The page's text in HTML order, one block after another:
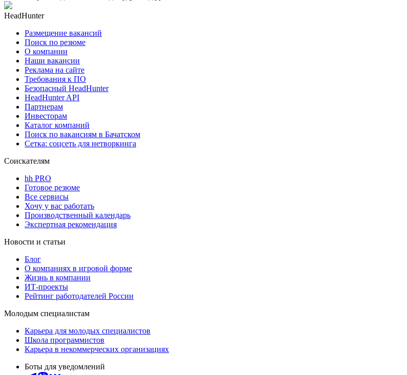
HeadHunter
Размещение вакансий
Поиск по резюме
О компании
Наши вакансии
Реклама на сайте
Требования к ПО
Безопасный HeadHunter
HeadHunter API
Партнерам
Инвесторам
Каталог компаний
Поиск по вакансиям в Бачатском
Сетка: соцсеть для нетворкинга
Соискателям
hh PRO
Готовое резюме
Все сервисы
Хочу у вас работать
Производственный календарь
Экспертная рекомендация
Новости и статьи
Блог
О компаниях в игровой форме
Жизнь в компании
ИТ-проекты
Рейтинг работодателей России
Молодым специалистам
Карьера для молодых специалистов
Школа программистов
Карьера в некоммерческих организациях
Боты для уведомлений